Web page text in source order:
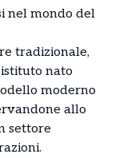
nel mondo del
tradizionale,
nato
moderno
allo
settore